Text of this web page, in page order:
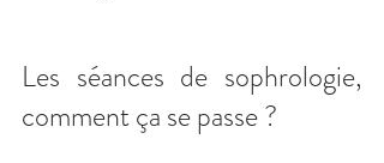
Les séances de sophrologie,
comment ça se passe ?